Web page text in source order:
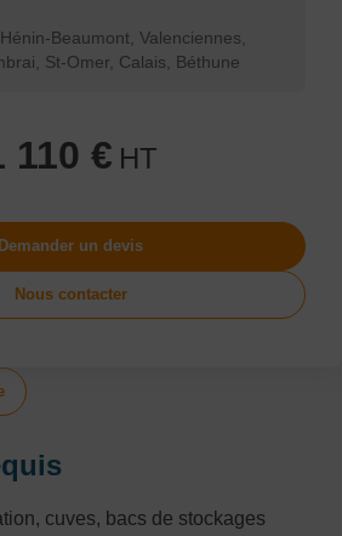
cuves, bacs de stockages
Beaumont, Valenciennes,
St-Omer, Calais, Béthune
110 € HT
Demander un devis
Nous contacter